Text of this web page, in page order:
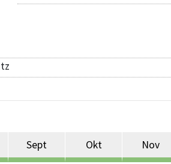
Sept Okt Nov